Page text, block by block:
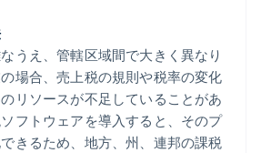
うえ、管轄区域間で大きく異なり
場合、売上税の規則や税率の変化
リソースが不足していることがあ
フトウェアを導入すると、そのプ
きるため、地方、州、連邦の課税